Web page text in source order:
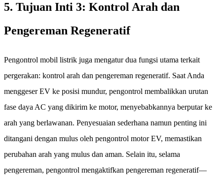
5. Tujuan Inti 3: Kontrol Arah dan
Pengereman Regeneratif
Pengontrol mobil listrik juga mengatur dua fungsi utama terkait
pergerakan: kontrol arah dan pengereman regeneratif. Saat Anda
menggeser EV ke posisi mundur, pengontrol membalikkan urutan
fase daya AC yang dikirim ke motor, menyebabkannya berputar ke
arah yang berlawanan. Penyesuaian sederhana namun penting ini
ditangani dengan mulus oleh pengontrol motor EV, memastikan
perubahan arah yang mulus dan aman. Selain itu, selama
pengereman, pengontrol mengaktifkan pengereman regeneratif—